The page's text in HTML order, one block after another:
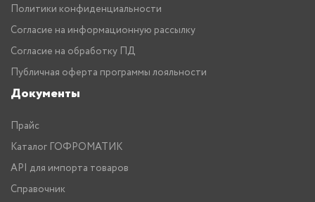
Политики конфиденциальности
Согласие на информационную рассылку
Согласие на обработку ПД
Публичная оферта программы лояльности
Документы
Прайс
Каталог ГОФРОМАТИК
API для импорта товаров
Справочник